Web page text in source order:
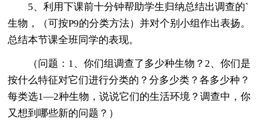
5、利用下课前十分钟帮助学生归纳总结出调查的`
生物，（可按P9的分类方法）并对个别小组作出表扬。
总结本节课全班同学的表现。
（问题：1、你们组调查了多少种生物？2、你们是
按什么特征对它们进行分类的？分多少类？各多少种？
每类选1—2种生物，说说它们的生活环境？调查中，你
又想到哪些新的问题？）